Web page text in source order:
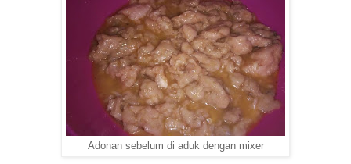
Adonan sebelum di aduk dengan mixer